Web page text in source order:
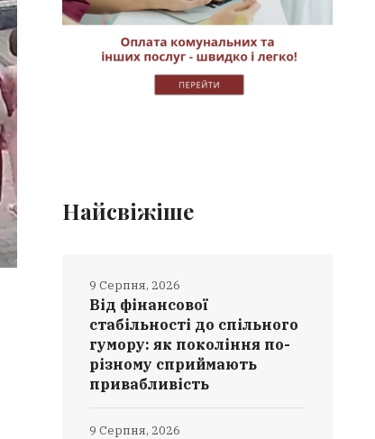
Найсвіжіше
Від фінансової
стабільності до спільного
гумору: як покоління по-
різному сприймають
привабливість
9 Серпня, 2026
9 Серпня, 2026